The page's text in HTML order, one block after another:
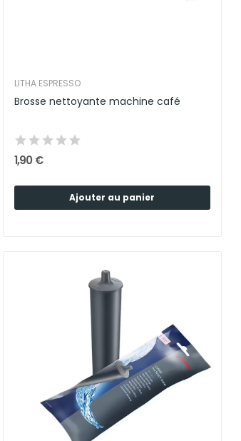
LITHA ESPRESSO
Brosse nettoyante machine café
1,90 €
Ajouter au panier